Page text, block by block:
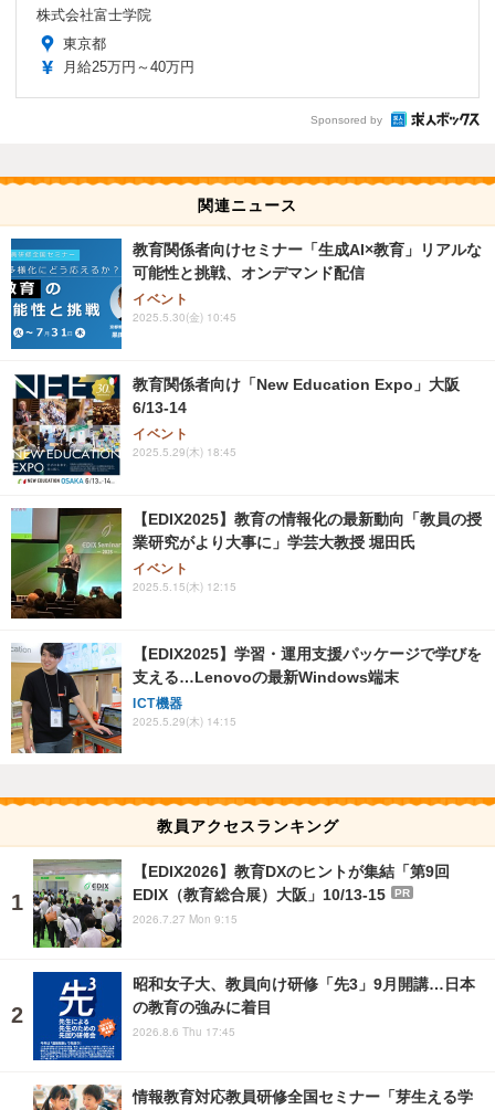
株式会社富士学院
東京都
月給25万円～40万円
Sponsored by
関連ニュース
教育関係者向けセミナー「生成AI×教育」リアルな
可能性と挑戦、オンデマンド配信
イベント
2025.5.30(金) 10:45
教育関係者向け「New Education Expo」大阪
6/13-14
イベント
2025.5.29(木) 18:45
【EDIX2025】教育の情報化の最新動向「教員の授
業研究がより大事に」学芸大教授 堀田氏
イベント
2025.5.15(木) 12:15
【EDIX2025】学習・運用支援パッケージで学びを
支える…Lenovoの最新Windows端末
ICT機器
2025.5.29(木) 14:15
教員アクセスランキング
【EDIX2026】教育DXのヒントが集結「第9回
EDIX（教育総合展）大阪」10/13-15
PR
2026.7.27 Mon 9:15
昭和女子大、教員向け研修「先3」9月開講…日本
の教育の強みに着目
2026.8.6 Thu 17:45
情報教育対応教員研修全国セミナー「芽生える学